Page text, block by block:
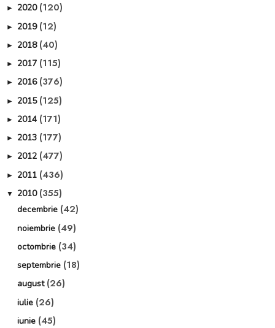
► 2020 (120)
► 2019 (12)
► 2018 (40)
► 2017 (115)
► 2016 (376)
► 2015 (125)
► 2014 (171)
► 2013 (177)
► 2012 (477)
► 2011 (436)
▼ 2010 (355)
decembrie (42)
noiembrie (49)
octombrie (34)
septembrie (18)
august (26)
iulie (26)
iunie (45)